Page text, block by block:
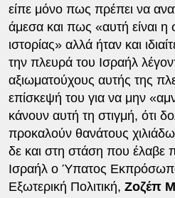
είπε μόνο πως πρέπει να
άμεσα και πως «αυτή είναι η
ιστορίας» αλλά ήταν και
την πλευρά του Ισραήλ
αξιωματούχους αυτής της
επίσκεψή του για να μην
κάνουν αυτή τη στιγμή, ότι
προκαλούν θανάτους
δε και στη στάση που έλαβε
Ισραήλ ο Ύπατος
Εξωτερική Πολιτική, Ζοζέπ